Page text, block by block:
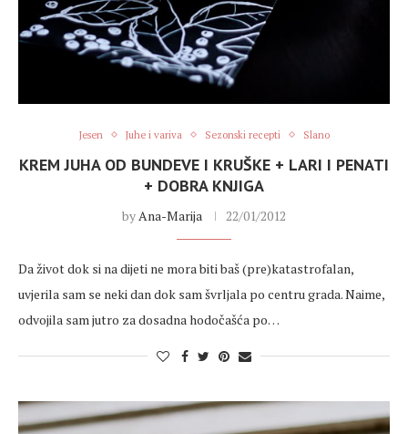
Jesen Juhe i variva Sezonski recepti Slano
KREM JUHA OD BUNDEVE I KRUŠKE + LARI I PENATI
+ DOBRA KNJIGA
byAna-Marija 22/01/2012
Da život dok si na dijeti ne mora biti baš (pre)katastrofalan,
uvjerila sam se neki dan dok sam švrljala po centru grada. Naime,
odvojila sam jutro za dosadna hodočašća po…